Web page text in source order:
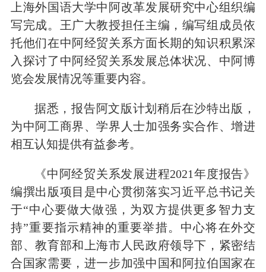
上海外国语大学中阿改革发展研究中心组织编
写完成。王广大教授担任主编，编写组成员依
托他们在中阿经贸关系方面长期的知识积累深
入探讨了中阿经贸关系发展总体状况、中阿博
览会发展情况等重要内容。
据悉，报告阿文版计划稍后在沙特出版，
为中阿工商界、学界人士加强务实合作、增进
相互认知提供有益参考。
《中阿经贸关系发展进程2021年度报告》
编撰出版项目是中心贯彻落实习近平总书记关
于“中心要做大做强，为双方提供更多智力支
持”重要指示精神的重要举措。中心将在外交
部、教育部和上海市人民政府领导下，紧密结
合国家需要，进一步加强中国和阿拉伯国家在